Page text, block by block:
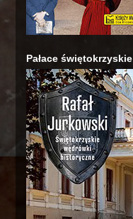
Pałace świętokrzyskie